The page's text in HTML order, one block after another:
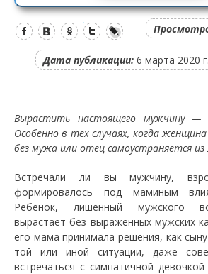
Дата публикации: 6 марта 2020 г.
Вырастить настоящего мужчину —
Особенно в тех случаях, когда
без мужа или отец самоустраняется из
Встречали ли вы мужчину,
формировалось под маминым
Ребенок, лишенный мужского
вырастает без выраженных мужских
его мама принимала решения, как
той или иной ситуации, даже
встречаться с симпатичной